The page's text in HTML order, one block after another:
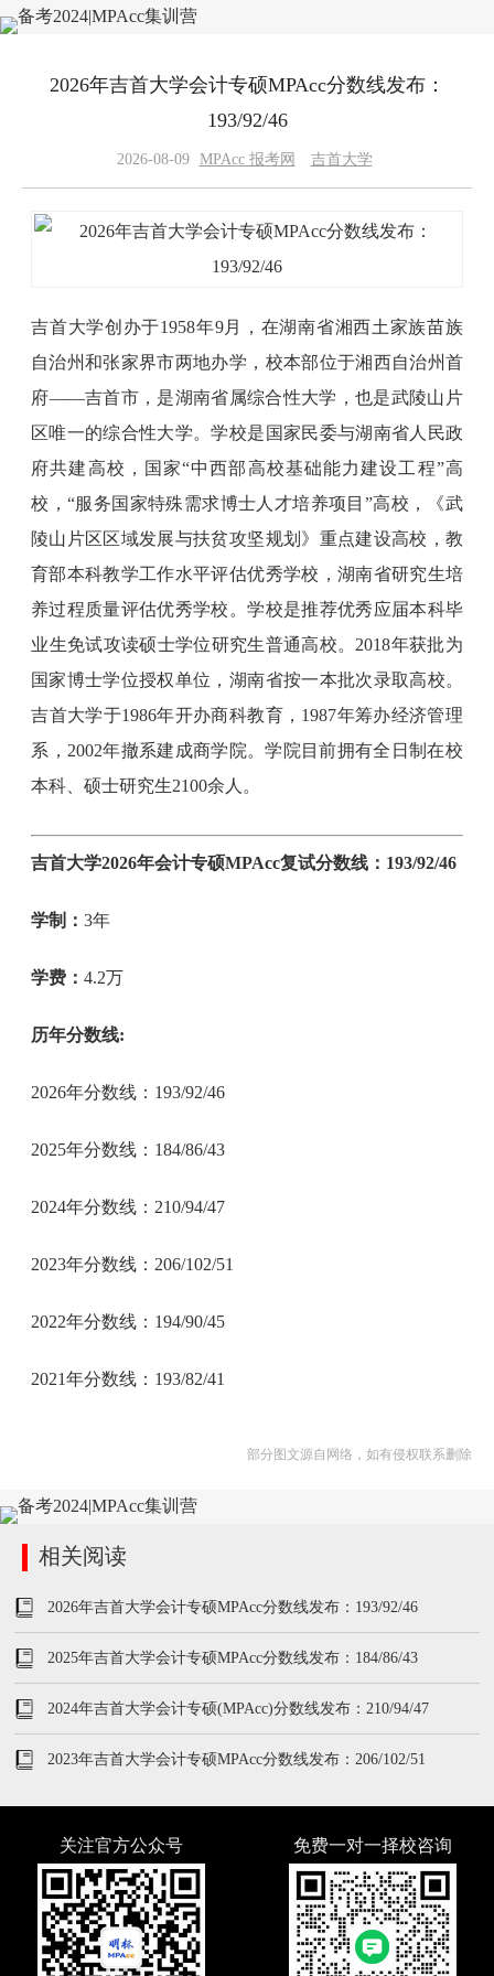
2026年吉首大学会计专硕MPAcc分数线发布：
193/92/46
2026-08-09 MPAcc 报考网 吉首大学
吉首大学创办于1958年9月，在湖南省湘西土家族苗族
自治州和张家界市两地办学，校本部位于湘西自治州首
府——吉首市，是湖南省属综合性大学，也是武陵山片
区唯一的综合性大学。学校是国家民委与湖南省人民政
府共建高校，国家“中西部高校基础能力建设工程”高
校，“服务国家特殊需求博士人才培养项目”高校，《武
陵山片区区域发展与扶贫攻坚规划》重点建设高校，教
育部本科教学工作水平评估优秀学校，湖南省研究生培
养过程质量评估优秀学校。学校是推荐优秀应届本科毕
业生免试攻读硕士学位研究生普通高校。2018年获批为
国家博士学位授权单位，湖南省按一本批次录取高校。
吉首大学于1986年开办商科教育，1987年筹办经济管理
系，2002年撤系建成商学院。学院目前拥有全日制在校
本科、硕士研究生2100余人。
吉首大学2026年会计专硕MPAcc复试分数线：193/92/46
学制：3年
学费：4.2万
历年分数线:
2026年分数线：193/92/46
2025年分数线：184/86/43
2024年分数线：210/94/47
2023年分数线：206/102/51
2022年分数线：194/90/45
2021年分数线：193/82/41
部分图文源自网络，如有侵权联系删除
相关阅读
2026年吉首大学会计专硕MPAcc分数线发布：193/92/46
2025年吉首大学会计专硕MPAcc分数线发布：184/86/43
2024年吉首大学会计专硕(MPAcc)分数线发布：210/94/47
2023年吉首大学会计专硕MPAcc分数线发布：206/102/51
关注官方公众号 免费一对一择校咨询